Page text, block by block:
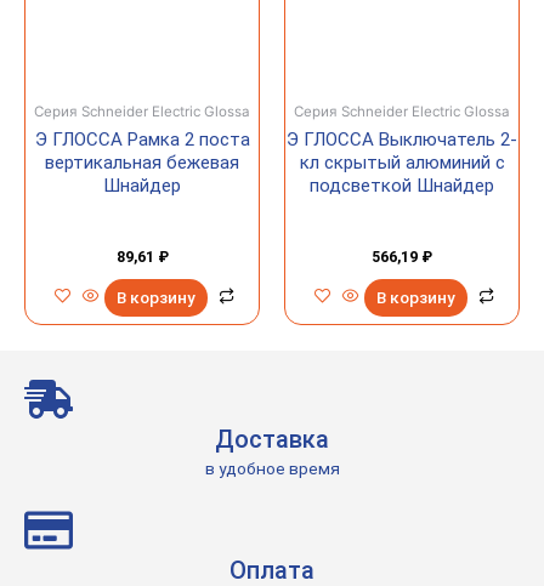
Серия Schneider Electric Glossa
Э ГЛОССА Рамка 2 поста
вертикальная бежевая
Шнайдер
89,61 ₽
В корзину
Серия Schneider Electric Glossa
Э ГЛОССА Выключатель 2-
кл скрытый алюминий с
подсветкой Шнайдер
566,19 ₽
В корзину
Доставка
в удобное время
Оплата